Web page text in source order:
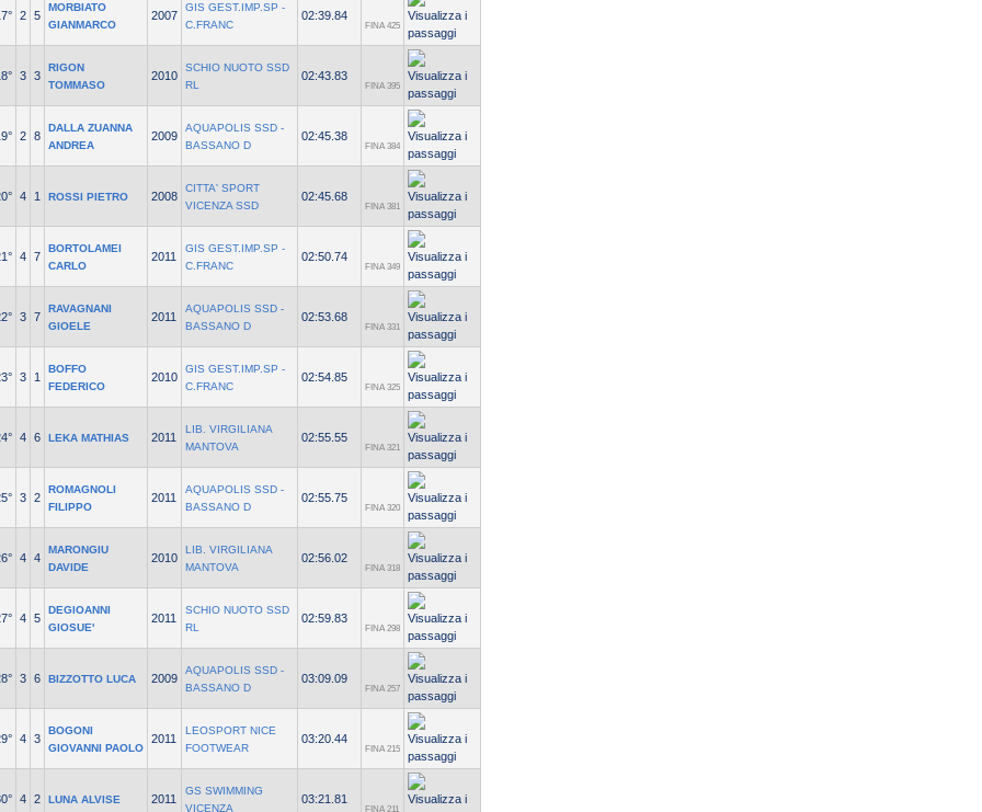
2 5
MORBIATO
GIANMARCO
2007
GIS GEST.IMP.SP -
C.FRANC
02:39.84
FINA 425
3 3
RIGON
TOMMASO
2010
SCHIO NUOTO SSD
RL
02:43.83
FINA 395
2 8
DALLA ZUANNA
ANDREA
2009
AQUAPOLIS SSD -
BASSANO D
02:45.38
FINA 384
4 1 ROSSI PIETRO 2008
CITTA' SPORT
VICENZA SSD
02:45.68
FINA 381
4 7
BORTOLAMEI
CARLO
2011
GIS GEST.IMP.SP -
C.FRANC
02:50.74
FINA 349
3 7
RAVAGNANI
GIOELE
2011
AQUAPOLIS SSD -
BASSANO D
02:53.68
FINA 331
3 1
BOFFO
FEDERICO
2010
GIS GEST.IMP.SP -
C.FRANC
02:54.85
FINA 325
4 6 LEKA MATHIAS 2011
LIB. VIRGILIANA
MANTOVA
02:55.55
FINA 321
3 2
ROMAGNOLI
FILIPPO
2011
AQUAPOLIS SSD -
BASSANO D
02:55.75
FINA 320
4 4
MARONGIU
DAVIDE
2010
LIB. VIRGILIANA
MANTOVA
02:56.02
FINA 318
4 5
DEGIOANNI
GIOSUE'
2011
SCHIO NUOTO SSD
RL
02:59.83
FINA 298
3 6 BIZZOTTO LUCA 2009
AQUAPOLIS SSD -
BASSANO D
03:09.09
FINA 257
4 3
BOGONI
GIOVANNI PAOLO
2011
LEOSPORT NICE
FOOTWEAR
03:20.44
FINA 215
4 2 LUNA ALVISE 2011
GS SWIMMING
VICENZA
03:21.81
FINA 211